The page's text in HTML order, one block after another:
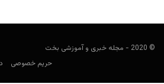
© 2020 - مجله خبری و آموزشی بخت
حریم خصوصی